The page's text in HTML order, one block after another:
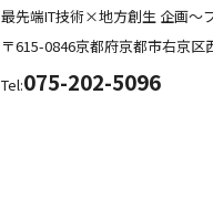
最先端IT技術×地方創生 企画～
〒615-0846京都府京都市右京区
Tel:075-202-5096